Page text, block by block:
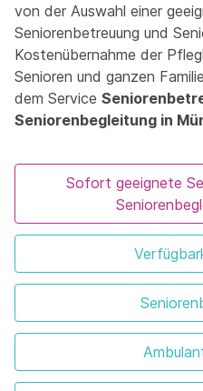
von der Auswahl einer
Seniorenbetreuung und
Kostenübernahme der
Senioren und ganzen
dem Service
Seniorenbegleitung in
Sofort geeignete